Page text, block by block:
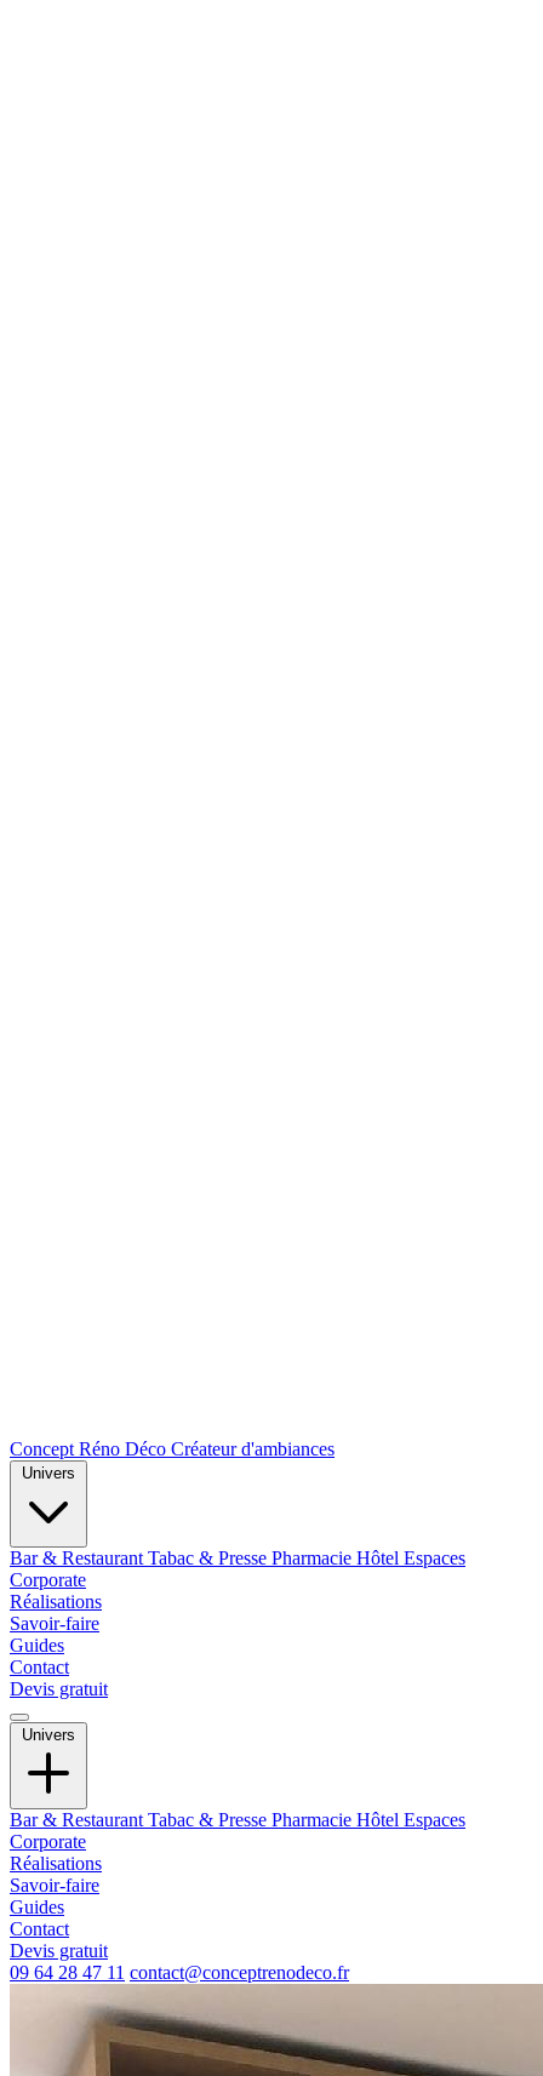
Concept Réno Déco Créateur d'ambiances
Bar & Restaurant Tabac & Presse Pharmacie Hôtel Espaces
Corporate
Réalisations
Savoir-faire
Guides
Contact
Devis gratuit
Univers
Bar & Restaurant Tabac & Presse Pharmacie Hôtel Espaces
Corporate
Réalisations
Savoir-faire
Guides
Contact
Devis gratuit
09 64 28 47 11 contact@conceptrenodeco.fr